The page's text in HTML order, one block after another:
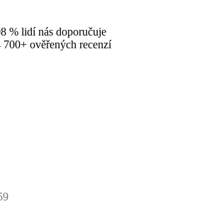
% lidí nás doporučuje
700+ ověřených recenzí